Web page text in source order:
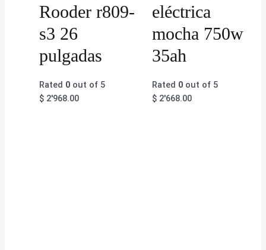
Rooder r809-
s3 26
pulgadas
Rated 0 out of 5
$ 2'968.00
eléctrica
mocha 750w
35ah
Rated 0out of 5
$2'668.00